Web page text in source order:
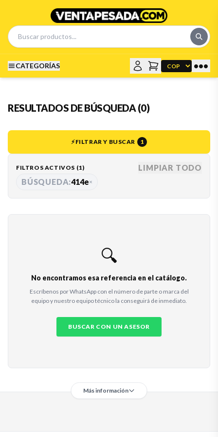
CATEGORÍAS •••
RESULTADOS DE BÚSQUEDA (0)
⚡FILTRAR Y BUSCAR 1
FILTROS ACTIVOS (1)
LIMPIAR TODO
BÚSQUEDA:414e×
🔍
No encontramos esa referencia en el catálogo.
Escríbenos por WhatsApp con el número de parte o marca del
equipo y nuestro equipo técnico la conseguirá de inmediato.
BUSCAR CON UN ASESOR
Más información